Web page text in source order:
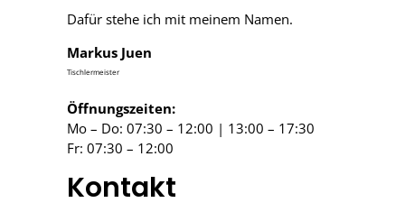
Dafür stehe ich mit meinem Namen.
Markus Juen
Tischlermeister
Öffnungszeiten:
Mo – Do: 07:30 – 12:00 | 13:00 – 17:30
Fr: 07:30 – 12:00
Kontakt